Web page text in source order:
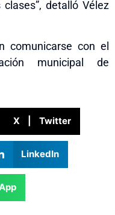
detalló Vélez
comunicarse con el
municipal de
X | Twitter
LinkedIn